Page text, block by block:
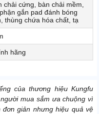
chải cứng, bàn chải mềm,
gắn pad đánh bóng
thùng chứa hóa chất, tạ
hãng
của thương hiệu Kungfu
mua sắm ưa chuộng vì
giản nhưng hiệu quả vệ